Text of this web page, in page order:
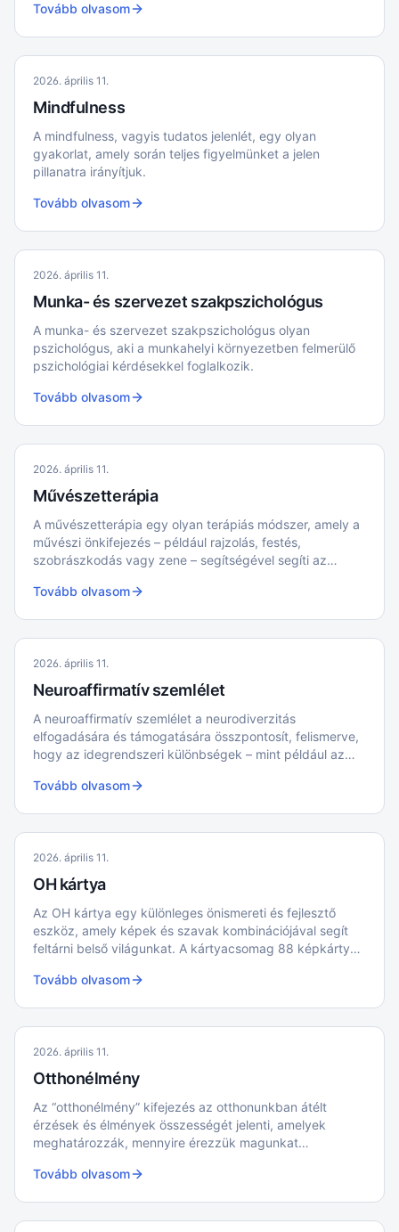
szimbolikus üzenetein keresztül segítsen az egyéneknek
Tovább olvasom
2026. április 11.
Mindfulness
A mindfulness, vagyis tudatos jelenlét, egy olyan
gyakorlat, amely során teljes figyelmünket a jelen
pillanatra irányítjuk.
Tovább olvasom
2026. április 11.
Munka- és szervezet szakpszichológus
A munka- és szervezet szakpszichológus olyan
pszichológus, aki a munkahelyi környezetben felmerülő
pszichológiai kérdésekkel foglalkozik.
Tovább olvasom
2026. április 11.
Művészetterápia
A művészetterápia egy olyan terápiás módszer, amely a
művészi önkifejezés – például rajzolás, festés,
szobrászkodás vagy zene – segítségével segíti az
Tovább olvasom
2026. április 11.
Neuroaffirmatív szemlélet
A neuroaffirmatív szemlélet a neurodiverzitás
elfogadására és támogatására összpontosít, felismerve,
hogy az idegrendszeri különbségek – mint például az
természetes részei.
Tovább olvasom
2026. április 11.
OH kártya
Az OH kártya egy különleges önismereti és fejlesztő
eszköz, amely képek és szavak kombinációjával segít
feltárni belső világunkat. A kártyacsomag 88 képkártyát
festmények, amelyek a mindennapi élet különböző
Tovább olvasom
2026. április 11.
Otthonélmény
Az “otthonélmény” kifejezés az otthonunkban átélt
érzések és élmények összességét jelenti, amelyek
meghatározzák, mennyire érezzük magunkat
Tovább olvasom